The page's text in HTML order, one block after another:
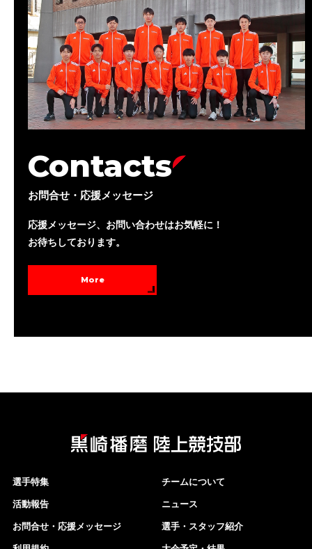
Contacts
お問合せ・応援メッセージ
応援メッセージ、お問い合わせはお気軽に！
お待ちしております。
More
チームについて
ニュース
選手・スタッフ紹介
選手特集
活動報告
お問合せ・応援メッセージ